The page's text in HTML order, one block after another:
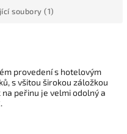
soubory (1)
provedení s hotelovým
s všitou širokou záložkou
na peřinu je velmi odolný a